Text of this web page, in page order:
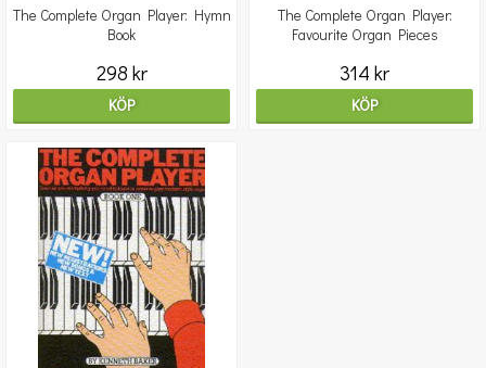
The Complete Organ Player: Hymn
Book
298 kr
KÖP
The Complete Organ Player:
Favourite Organ Pieces
314 kr
KÖP